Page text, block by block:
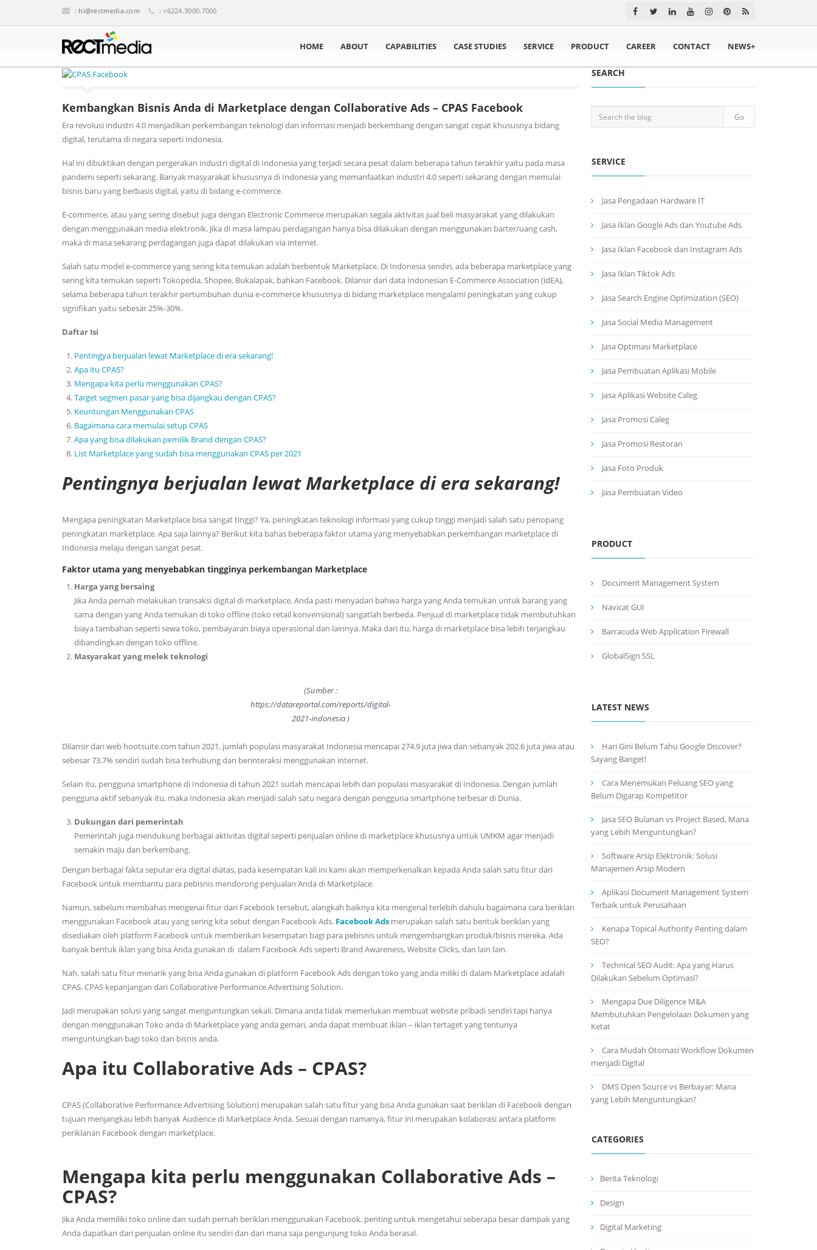
: hi@rectmedia.com : +6224.3000.7000
HOME ABOUT CAPABILITIES CASE STUDIES SERVICE PRODUCT CAREER CONTACT NEWS+
Kembangkan Bisnis Anda di Marketplace dengan Collaborative Ads – CPAS Facebook
Era revolusi industri 4.0 menjadikan perkembangan teknologi dan informasi menjadi berkembang dengan sangat cepat khususnya bidang
digital, terutama di negara seperti Indonesia.
Hal ini dibuktikan dengan pergerakan industri digital di Indonesia yang terjadi secara pesat dalam beberapa tahun terakhir yaitu pada masa
pandemi seperti sekarang. Banyak masyarakat khususnya di Indonesia yang memanfaatkan industri 4.0 seperti sekarang dengan memulai
bisnis baru yang berbasis digital, yaitu di bidang e-commerce.
E-commerce, atau yang sering disebut juga dengan Electronic Commerce merupakan segala aktivitas jual beli masyarakat yang dilakukan
dengan menggunakan media elektronik. Jika di masa lampau perdagangan hanya bisa dilakukan dengan menggunakan barter/uang cash,
maka di masa sekarang perdagangan juga dapat dilakukan via internet.
Salah satu model e-commerce yang sering kita temukan adalah berbentuk Marketplace. Di Indonesia sendiri, ada beberapa marketplace yang
sering kita temukan seperti Tokopedia, Shopee, Bukalapak, bahkan Facebook. Dilansir dari data Indonesian E-Commerce Association (idEA),
selama beberapa tahun terakhir pertumbuhan dunia e-commerce khususnya di bidang marketplace mengalami peningkatan yang cukup
signifikan yaitu sebesar 25%-30%.
Daftar Isi
Pentingya berjualan lewat Marketplace di era sekarang!
Apa itu CPAS?
Mengapa kita perlu menggunakan CPAS?
Target segmen pasar yang bisa dijangkau dengan CPAS?
Keuntungan Menggunakan CPAS
Bagaimana cara memulai setup CPAS
Apa yang bisa dilakukan pemilik Brand dengan CPAS?
List Marketplace yang sudah bisa menggunakan CPAS per 2021
Pentingnya berjualan lewat Marketplace di era sekarang!
Mengapa peningkatan Marketplace bisa sangat tinggi? Ya, peningkatan teknologi informasi yang cukup tinggi menjadi salah satu penopang
peningkatan marketplace. Apa saja lainnya? Berikut kita bahas beberapa faktor utama yang menyebabkan perkembangan marketplace di
Indonesia melaju dengan sangat pesat.
Faktor utama yang menyebabkan tingginya perkembangan Marketplace
Harga yang bersaing
Jika Anda pernah melakukan transaksi digital di marketplace, Anda pasti menyadari bahwa harga yang Anda temukan untuk barang yang
sama dengan yang Anda temukan di toko offline (toko retail konvensional) sangatlah berbeda. Penjual di marketplace tidak membutuhkan
biaya tambahan seperti sewa toko, pembayaran biaya operasional dan lainnya. Maka dari itu, harga di marketplace bisa lebih terjangkau
dibandingkan dengan toko offline.
Masyarakat yang melek teknologi
(Sumber :
https://datareportal.com/reports/digital-
2021-indonesia )
Dilansir dari web hootsuite.com tahun 2021, jumlah populasi masyarakat Indonesia mencapai 274.9 juta jiwa dan sebanyak 202.6 juta jiwa atau
sebesar 73.7% sendiri sudah bisa terhubung dan berinteraksi menggunakan internet.
Selain itu, pengguna smartphone di Indonesia di tahun 2021 sudah mencapai lebih dari populasi masyarakat di Indonesia. Dengan jumlah
pengguna aktif sebanyak itu, maka Indonesia akan menjadi salah satu negara dengan pengguna smartphone terbesar di Dunia.
Dukungan dari pemerintah
Pemerintah juga mendukung berbagai aktivitas digital seperti penjualan online di marketplace khususnya untuk UMKM agar menjadi
semakin maju dan berkembang.
Dengan berbagai fakta seputar era digital diatas, pada kesempatan kali ini kami akan memperkenalkan kepada Anda salah satu fitur dari
Facebook untuk membantu para pebisnis mendorong penjualan Anda di Marketplace.
Namun, sebelum membahas mengenai fitur dari Facebook tersebut, alangkah baiknya kita mengenal terlebih dahulu bagaimana cara beriklan
menggunakan Facebook atau yang sering kita sebut dengan Facebook Ads. Facebook Ads merupakan salah satu bentuk beriklan yang
disediakan oleh platform Facebook untuk memberikan kesempatan bagi para pebisnis untuk mengembangkan produk/bisnis mereka. Ada
banyak bentuk iklan yang bisa Anda gunakan di dalam Facebook Ads seperti Brand Awareness, Website Clicks, dan lain lain.
Nah, salah satu fitur menarik yang bisa Anda gunakan di platform Facebook Ads dengan toko yang anda miliki di dalam Marketplace adalah
CPAS. CPAS kepanjangan dari Collaborative Performance Advertising Solution.
Jadi merupakan solusi yang sangat menguntungkan sekali. Dimana anda tidak memerlukan membuat website pribadi sendiri tapi hanya
dengan menggunakan Toko anda di Marketplace yang anda gemari, anda dapat membuat iklan – iklan tertaget yang tentunya
menguntungkan bagi toko dan bisnis anda.
Apa itu Collaborative Ads – CPAS?
CPAS (Collaborative Performance Advertising Solution) merupakan salah satu fitur yang bisa Anda gunakan saat beriklan di Facebook dengan
tujuan menjangkau lebih banyak Audience di Marketplace Anda. Sesuai dengan namanya, fitur ini merupakan kolaborasi antara platform
periklanan Facebook dengan marketplace.
Mengapa kita perlu menggunakan Collaborative Ads –
CPAS?
Jika Anda memiliki toko online dan sudah pernah beriklan menggunakan Facebook, penting untuk mengetahui seberapa besar dampak yang
Anda dapatkan dari penjualan online itu sendiri dan dari mana saja pengunjung toko Anda berasal.
SEARCH
SERVICE
Jasa Pengadaan Hardware IT
Jasa Iklan Google Ads dan Youtube Ads
Jasa Iklan Facebook dan Instagram Ads
Jasa Iklan Tiktok Ads
Jasa Search Engine Optimization (SEO)
Jasa Social Media Management
Jasa Optimasi Marketplace
Jasa Pembuatan Aplikasi Mobile
Jasa Aplikasi Website Caleg
Jasa Promosi Caleg
Jasa Promosi Restoran
Jasa Foto Produk
Jasa Pembuatan Video
PRODUCT
Document Management System
Navicat GUI
Barracuda Web Application Firewall
GlobalSign SSL
LATEST NEWS
Hari Gini Belum Tahu Google Discover?
Sayang Banget!
Cara Menemukan Peluang SEO yang
Belum Digarap Kompetitor
Jasa SEO Bulanan vs Project Based, Mana
yang Lebih Menguntungkan?
Software Arsip Elektronik: Solusi
Manajemen Arsip Modern
Aplikasi Document Management System
Terbaik untuk Perusahaan
Kenapa Topical Authority Penting dalam
SEO?
Technical SEO Audit: Apa yang Harus
Dilakukan Sebelum Optimasi?
Mengapa Due Diligence M&A
Membutuhkan Pengelolaan Dokumen yang
Ketat
Cara Mudah Otomasi Workflow Dokumen
menjadi Digital
DMS Open Source vs Berbayar: Mana
yang Lebih Menguntungkan?
CATEGORIES
Berita Teknologi
Design
Digital Marketing